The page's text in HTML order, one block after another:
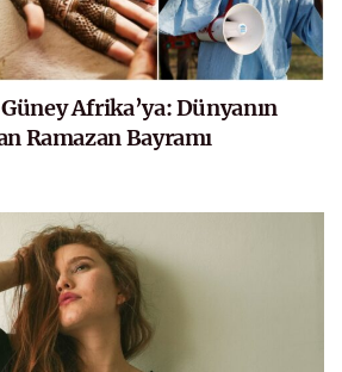
Afrika’ya: Dünyanın
Ramazan Bayramı